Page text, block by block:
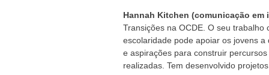
Hannah Kitchen (comunicação em
Transições na OCDE. O seu
escolaridade pode apoiar os jovens
e aspirações para construir
realizadas. Tem desenvolvido